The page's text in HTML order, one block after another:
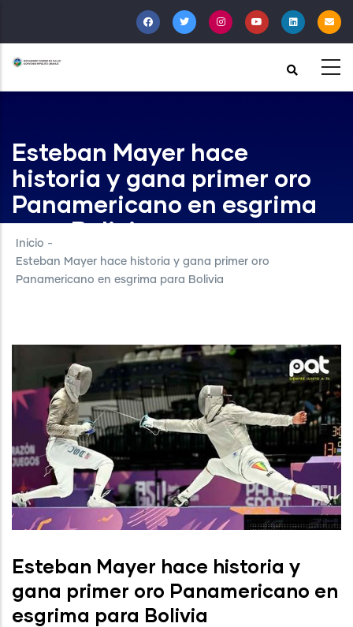
al
contenido
principal
Esteban Mayer hace
historia y gana primer oro
Panamericano en esgrima
para Bolivia
Inicio -
Esteban Mayer hace historia y gana primer oro
Panamericano en esgrima para Bolivia
Esteban Mayer hace historia y
gana primer oro Panamericano en
esgrima para Bolivia